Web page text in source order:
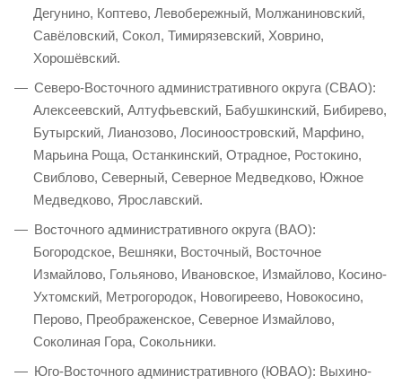
Дегунино, Коптево, Левобережный, Молжаниновский,
Савёловский, Сокол, Тимирязевский, Ховрино,
Хорошёвский.
Северо-Восточного административного округа (СВАО):
Алексеевский, Алтуфьевский, Бабушкинский, Бибирево,
Бутырский, Лианозово, Лосиноостровский, Марфино,
Марьина Роща, Останкинский, Отрадное, Ростокино,
Свиблово, Северный, Северное Медведково, Южное
Медведково, Ярославский.
Восточного административного округа (ВАО):
Богородское, Вешняки, Восточный, Восточное
Измайлово, Гольяново, Ивановское, Измайлово, Косино-
Ухтомский, Метрогородок, Новогиреево, Новокосино,
Перово, Преображенское, Северное Измайлово,
Соколиная Гора, Сокольники.
Юго-Восточного административного (ЮВАО): Выхино-